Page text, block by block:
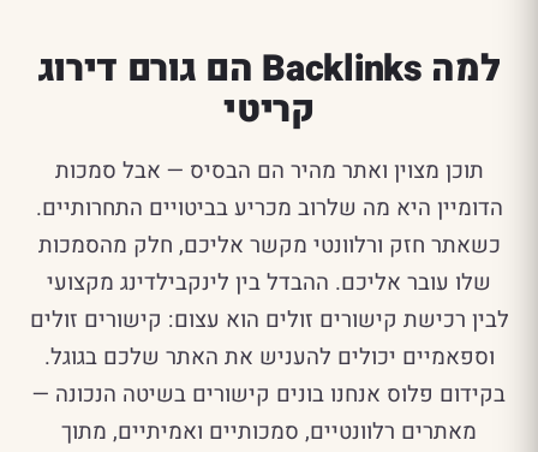
למה Backlinks הם גורם דירוג
קריטי
תוכן מצוין ואתר מהיר הם הבסיס — אבל סמכות
הדומיין היא מה שלרוב מכריע בביטויים התחרותיים.
כשאתר חזק ורלוונטי מקשר אליכם, חלק מהסמכות
שלו עובר אליכם. ההבדל בין לינקבילדינג מקצועי
לבין רכישת קישורים זולים הוא עצום: קישורים זולים
וספאמיים יכולים להעניש את האתר שלכם בגוגל.
בקידום פלוס אנחנו בונים קישורים בשיטה הנכונה —
מאתרים רלוונטיים, סמכותיים ואמיתיים, מתוך